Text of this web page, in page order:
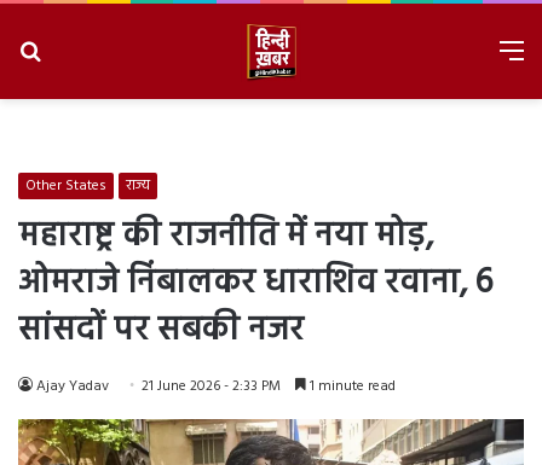
Other States राज्य
महाराष्ट्र की राजनीति में नया मोड़,
ओमराजे निंबालकर धाराशिव रवाना, 6
सांसदों पर सबकी नजर
Ajay Yadav 21 June 2026 - 2:33 PM 1 minute read